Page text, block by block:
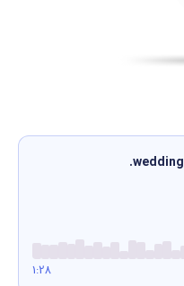
.wedding
1:28